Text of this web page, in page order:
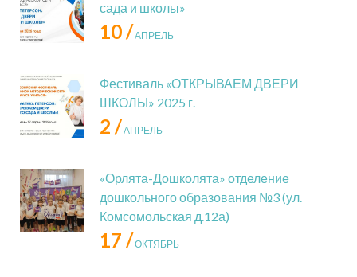
сада и школы»
10 /АПРЕЛЬ
Фестиваль «ОТКРЫВАЕМ ДВЕРИ
ШКОЛЫ» 2025 г.
2 /АПРЕЛЬ
«Орлята-Дошколята» отделение
дошкольного образования №3 (ул.
Комсомольская д.12а)
17 /ОКТЯБРЬ